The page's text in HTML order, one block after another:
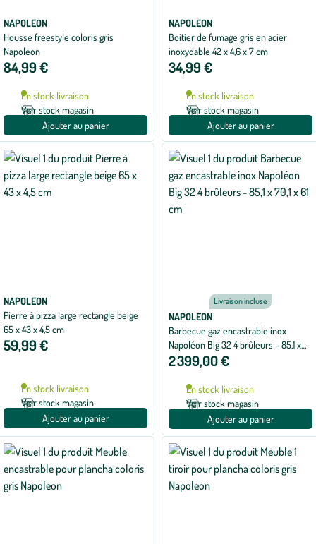
NAPOLEON
Housse freestyle coloris gris
Napoleon
84,99 €
En stock livraison
Voir stock magasin
Ajouter au panier
NAPOLEON
Boitier de fumage gris en acier
inoxydable 42 x 4,6 x 7 cm
34,99 €
En stock livraison
Voir stock magasin
Ajouter au panier
NAPOLEON
Pierre à pizza large rectangle beige
65 x 43 x 4,5 cm
59,99 €
En stock livraison
Voir stock magasin
Ajouter au panier
Livraison incluse
NAPOLEON
Barbecue gaz encastrable inox
Napoléon Big 32 4 brûleurs - 85,1 x
70,1 x 61 cm
2 399,00 €
En stock livraison
Voir stock magasin
Ajouter au panier